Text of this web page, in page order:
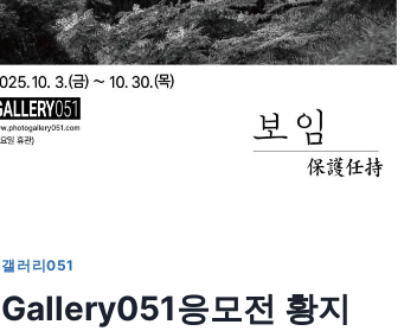
갤러리051
Gallery051응모전 황지